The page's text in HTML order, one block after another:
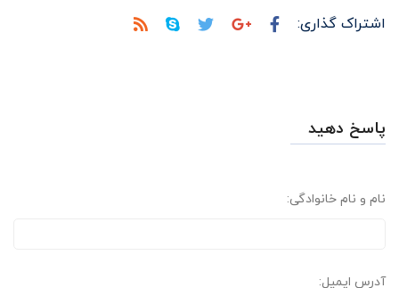
اشتراک گذاری:
پاسخ دهید
نام و نام خانوادگی:
آدرس ایمیل: